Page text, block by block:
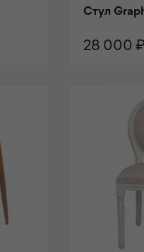
Стул
28 000